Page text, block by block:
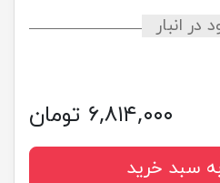
در انبار
۶,۸۱۴,۰۰۰ تومان
سبد خرید